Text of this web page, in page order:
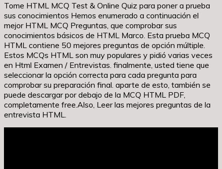
Tome HTML MCQ Test & Online Quiz para poner a prueba
sus conocimientos Hemos enumerado a continuación el
mejor HTML MCQ Preguntas, que comprobar sus
conocimientos básicos de HTML Marco. Esta prueba MCQ
HTML contiene 50 mejores preguntas de opción múltiple.
Estos MCQs HTML son muy populares y pidió varias veces
en Html Examen / Entrevistas. finalmente, usted tiene que
seleccionar la opción correcta para cada pregunta para
comprobar su preparación final. aparte de esto, también se
puede descargar por debajo de la MCQ HTML PDF,
completamente free.Also, Leer las mejores preguntas de la
entrevista HTML.